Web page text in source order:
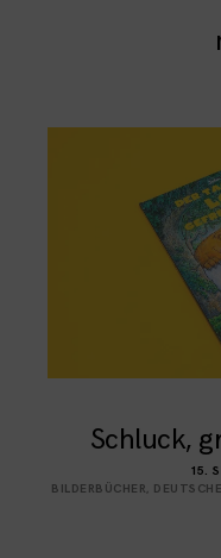
Schluck,
15.
BILDERBÜCHER,